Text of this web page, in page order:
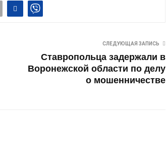
СЛЕДУЮЩАЯ ЗАПИСЬ
Ставропольца задержали в
Воронежской области по делу
о мошенничестве